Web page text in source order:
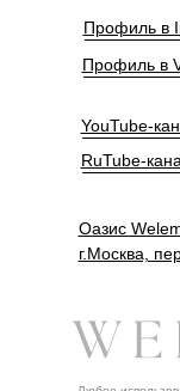
Оазис
г.Москва,
Профиль в
Профиль в
RuTube-
YouTube-